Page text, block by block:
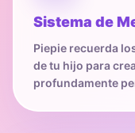
Sistema de
Piepie recuerda
de tu hijo para
profundamente